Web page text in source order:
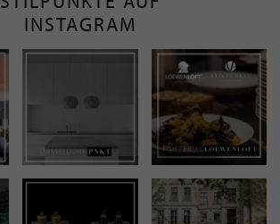
INSTAGRAM